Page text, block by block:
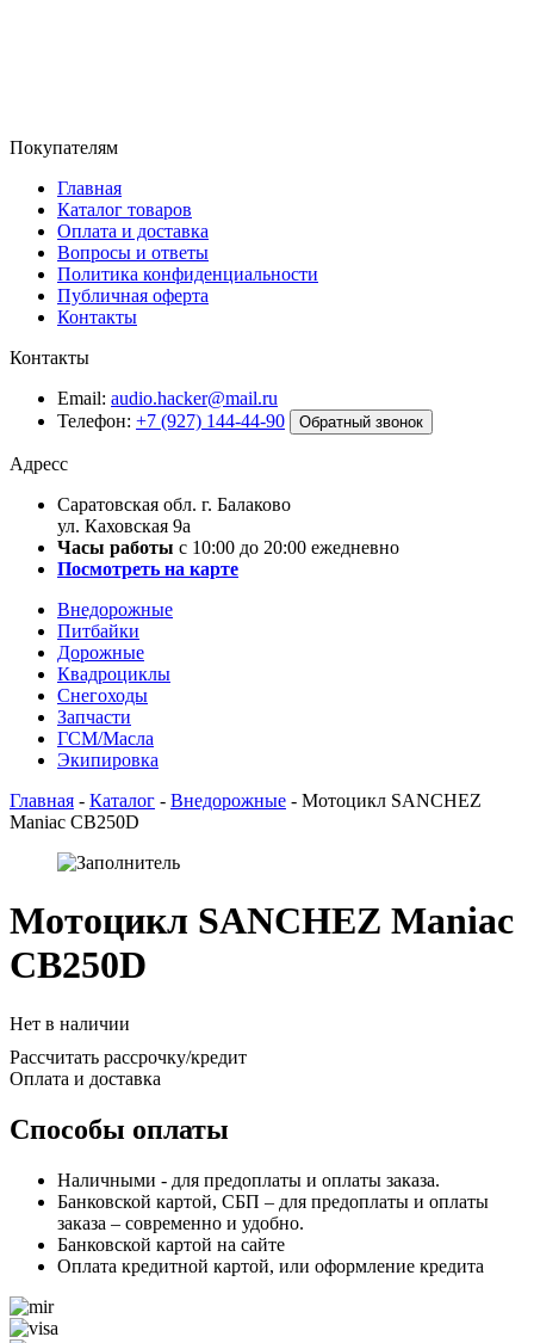
Покупателям
Главная
Каталог товаров
Оплата и доставка
Вопросы и ответы
Политика конфиденциальности
Публичная оферта
Контакты
Контакты
Email: audio.hacker@mail.ru
Телефон: +7 (927) 144-44-90 Обратный звонок
Адресс
Саратовская обл. г. Балаково
ул. Каховская 9а
Часы работы с 10:00 до 20:00 ежедневно
Посмотреть на карте
Внедорожные
Питбайки
Дорожные
Квадроциклы
Снегоходы
Запчасти
ГСМ/Масла
Экипировка
Главная - Каталог - Внедорожные - Мотоцикл SANCHEZ
Maniac CB250D
Мотоцикл SANCHEZ Maniac
CB250D
Нет в наличии
Рассчитать рассрочку/кредит
Оплата и доставка
Способы оплаты
Наличными - для предоплаты и оплаты заказа.
Банковской картой, СБП – для предоплаты и оплаты
заказа – современно и удобно.
Банковской картой на сайте
Оплата кредитной картой, или оформление кредита